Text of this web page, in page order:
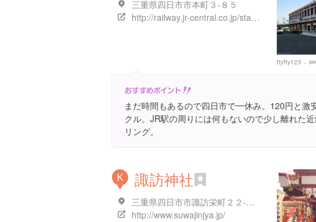
三重県四日市市本町３-８５
http://railway.jr-central.co.jp/station-guide/tokai/yokkaichi/
ftyfty123
まだ時間もあるので四日市で一休み。120円と激
クル。JR駅の周りには何もないので少し離れた
リング。
K 諏訪神社
三重県四日市市諏訪栄町２２-３８
http://www.suwajinjya.jp/